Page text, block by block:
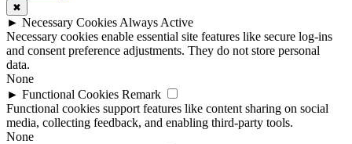
✖
► Necessary Cookies Always Active
Necessary cookies enable essential site features like secure log-ins
and consent preference adjustments. They do not store personal
data.
None
► Functional Cookies Remark
Functional cookies support features like content sharing on social
media, collecting feedback, and enabling third-party tools.
None